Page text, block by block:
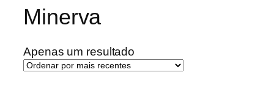
Minerva
Apenas um resultado